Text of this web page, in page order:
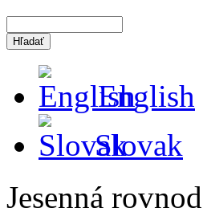
English
Slovak
Jesenná